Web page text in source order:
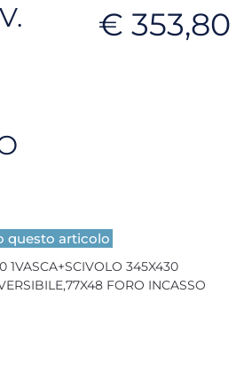
€ 353,80
questo articolo
1VASCA+SCIVOLO 345X430
FORO INCASSO